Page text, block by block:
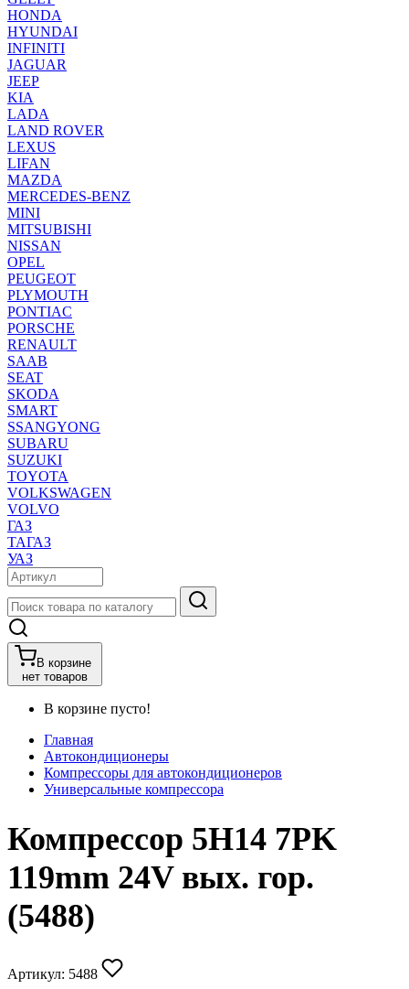
HONDA
HYUNDAI
INFINITI
JAGUAR
JEEP
KIA
LADA
LAND ROVER
LEXUS
LIFAN
MAZDA
MERCEDES-BENZ
MINI
MITSUBISHI
NISSAN
OPEL
PEUGEOT
PLYMOUTH
PONTIAC
PORSCHE
RENAULT
SAAB
SEAT
SKODA
SMART
SSANGYONG
SUBARU
SUZUKI
TOYOTA
VOLKSWAGEN
VOLVO
ГАЗ
ТАГАЗ
УАЗ
В корзине
нет товаров
В корзине пусто!
Главная
Автокондиционеры
Компрессоры для автокондиционеров
Универсальные компрессора
Компрессор 5H14 7PK
119mm 24V вых. гор.
(5488)
Артикул: 5488